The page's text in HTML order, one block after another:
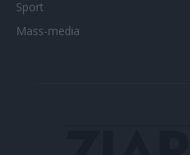
Sport
Mass-media